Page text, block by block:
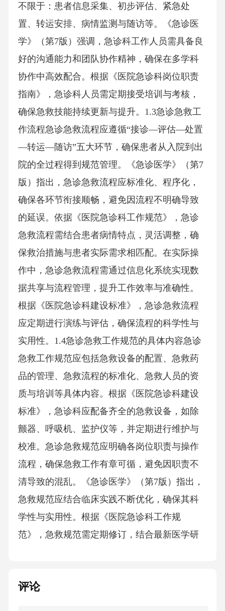
不限于：患者信息采集、初步评估、紧急处
置、转运安排、病情监测与随访等。《急诊医
学》（第7版）强调，急诊科工作人员需具备良
好的沟通能力和团队协作精神，确保在多学科
协作中高效配合。根据《医院急诊科岗位职责
指南》，急诊科人员需定期接受培训与考核，
确保急救技能持续更新与提升。1.3急诊急救工
作流程急诊急救流程应遵循“接诊—评估—处置
—转运—随访”五大环节，确保患者从入院到出
院的全过程得到规范管理。《急诊医学》（第7
版）指出，急诊急救流程应标准化、程序化，
确保各环节衔接顺畅，避免因流程不明确导致
的延误。依据《医院急诊科工作规范》，急诊
急救流程需结合患者病情特点，灵活调整，确
保救治措施与患者实际需求相匹配。在实际操
作中，急诊急救流程需通过信息化系统实现数
据共享与流程管理，提升工作效率与准确性。
根据《医院急诊科建设标准》，急诊急救流程
应定期进行演练与评估，确保流程的科学性与
实用性。1.4急诊急救工作规范的具体内容急诊
急救工作规范应包括急救设备的配置、急救药
品的管理、急救流程的标准化、急救人员的资
质与培训等具体内容。根据《医院急诊科建设
标准》，急诊科应配备齐全的急救设备，如除
颤器、呼吸机、监护仪等，并定期进行维护与
校准。急诊急救规范应明确各岗位职责与操作
流程，确保急救工作有章可循，避免因职责不
清导致的混乱。《急诊医学》（第7版）指出，
急救规范应结合临床实践不断优化，确保其科
学性与实用性。根据《医院急诊科工作规
范》，急救规范需定期修订，结合最新医学研
前急救流程遵循“接、送、救、护”四步法，其中
评论